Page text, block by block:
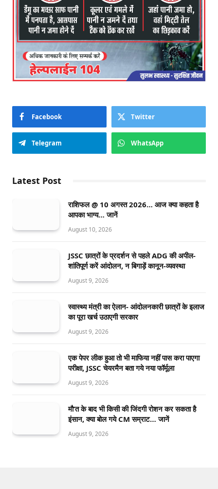
Facebook Twitter
Telegram WhatsApp
Latest Post
राशिफल @ 10 अगस्त 2026… आज क्या कहता है
आपका भाग्य… जानें
August 10, 2026
JSSC छात्रों के प्रदर्शन से पहले ADG की अपील-
शांतिपूर्ण करें आंदोलन, न बिगाड़ें कानून-व्यवस्था
August 9, 2026
स्वास्थ्य मंत्री का ऐलान- आंदोलनकारी छात्रों के इलाज
का पूरा खर्च उठाएगी सरकार
August 9, 2026
एक पेपर लीक हुआ तो भी माफिया नहीं पास करा पाएगा
परीक्षा, JSSC चेयरमैन बता गये नया फॉर्मूला
August 9, 2026
मौ’त के बाद भी किसी की जिंदगी रोशन कर सकता है
इंसान, क्या बोल गये CM सम्राट… जानें
August 9, 2026